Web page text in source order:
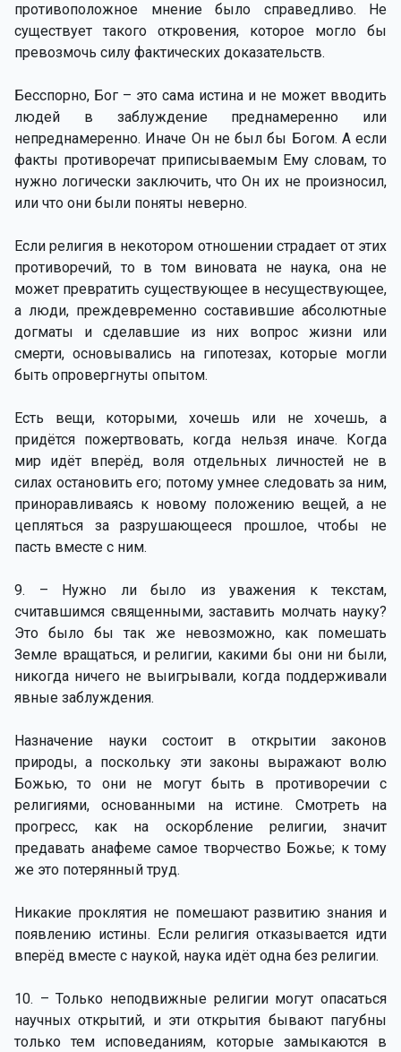
противоположное мнение было справедливо. Не
существует такого откровения, которое могло бы
превозмочь силу фактических доказательств.
Бесспорно, Бог – это сама истина и не может вводить
людей в заблуждение преднамеренно или
непреднамеренно. Иначе Он не был бы Богом. А если
факты противоречат приписываемым Ему словам, то
нужно логически заключить, что Он их не произносил,
или что они были поняты неверно.
Если религия в некотором отношении страдает от этих
противоречий, то в том виновата не наука, она не
может превратить существующее в несуществующее,
а люди, преждевременно составившие абсолютные
догматы и сделавшие из них вопрос жизни или
смерти, основывались на гипотезах, которые могли
быть опровергнуты опытом.
Есть вещи, которыми, хочешь или не хочешь, а
придётся пожертвовать, когда нельзя иначе. Когда
мир идёт вперёд, воля отдельных личностей не в
силах остановить его; потому умнее следовать за ним,
приноравливаясь к новому положению вещей, а не
цепляться за разрушающееся прошлое, чтобы не
пасть вместе с ним.
9. – Нужно ли было из уважения к текстам,
считавшимся священными, заставить молчать науку?
Это было бы так же невозможно, как помешать
Земле вращаться, и религии, какими бы они ни были,
никогда ничего не выигрывали, когда поддерживали
явные заблуждения.
Назначение науки состоит в открытии законов
природы, а поскольку эти законы выражают волю
Божью, то они не могут быть в противоречии с
религиями, основанными на истине. Смотреть на
прогресс, как на оскорбление религии, значит
предавать анафеме самое творчество Божье; к тому
же это потерянный труд.
Никакие проклятия не помешают развитию знания и
появлению истины. Если религия отказывается идти
вперёд вместе с наукой, наука идёт одна без религии.
10. – Только неподвижные религии могут опасаться
научных открытий, и эти открытия бывают пагубны
только тем исповеданиям, которые замыкаются в